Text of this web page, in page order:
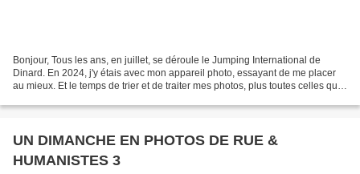
Bonjour, Tous les ans, en juillet, se déroule le Jumping International de
Dinard. En 2024, j'y étais avec mon appareil photo, essayant de me placer
au mieux. Et le temps de trier et de traiter mes photos, plus toutes celles qui
UN DIMANCHE EN PHOTOS DE RUE &
HUMANISTES 3